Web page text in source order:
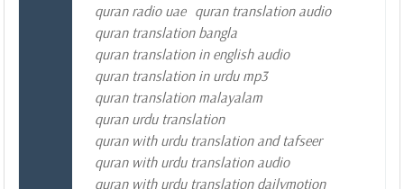
quran radio uae quran translation audio
quran translation bangla
quran translation in english audio
quran translation in urdu mp3
quran translation malayalam
quran urdu translation
quran with urdu translation and tafseer
quran with urdu translation audio
quran with urdu translation dailymotion